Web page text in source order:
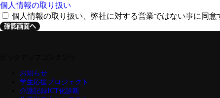
個人情報の取り扱い
個人情報の取り扱い、弊社に対する営業ではない事に同意
確認画面へ
お知らせ
学生応援プロジェクト
介護記録ICT化診断